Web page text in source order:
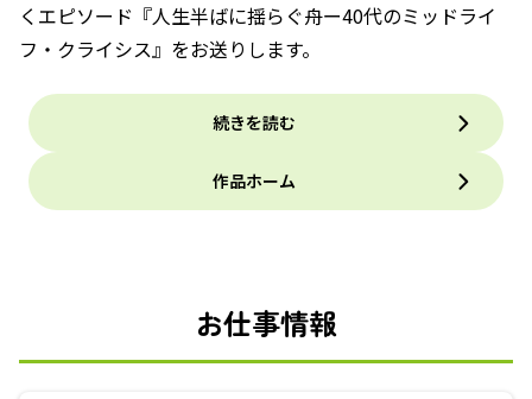
くエピソード『人生半ばに揺らぐ舟ー40代のミッドライ
フ・クライシス』をお送りします。
続きを読む
作品ホーム
お仕事情報